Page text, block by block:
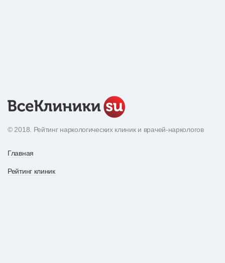
© 2018. Рейтинг наркологических клиник и врачей-наркологов
Главная
Рейтинг клиник